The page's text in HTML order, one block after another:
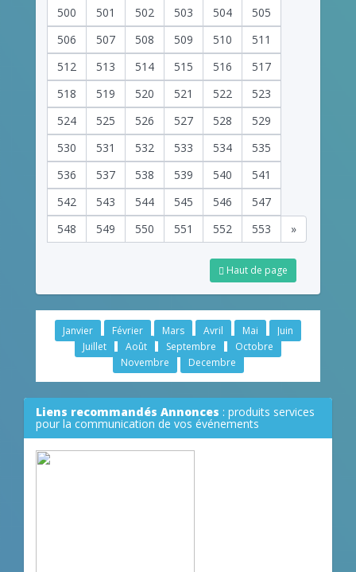
500 501 502 503 504
505
506
507 508 509 510
511
512
513 514 515 516
517
518
519 520 521 522
523
524
525 526 527 528
529
530
531 532 533 534
535
536
537 538 539 540
541
542
543 544 545 546
547
548
549 550 551 552 553 »
Haut de page
Janvier Février Mars Avril Mai
Juin
Juillet
Août Septembre
Octobre
Novembre
Decembre
Liens recommandés Annonces : produits services
pour la communication de vos événements